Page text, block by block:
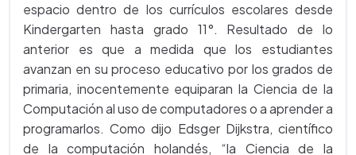
espacio dentro de los currículos escolares desde
Kindergarten hasta grado 11°. Resultado de lo
anterior es que a medida que los estudiantes
avanzan en su proceso educativo por los grados de
primaria, inocentemente equiparan la Ciencia de la
Computación al uso de computadores o a aprender a
programarlos. Como dijo Edsger Dijkstra, científico
de la computación holandés, “la Ciencia de la